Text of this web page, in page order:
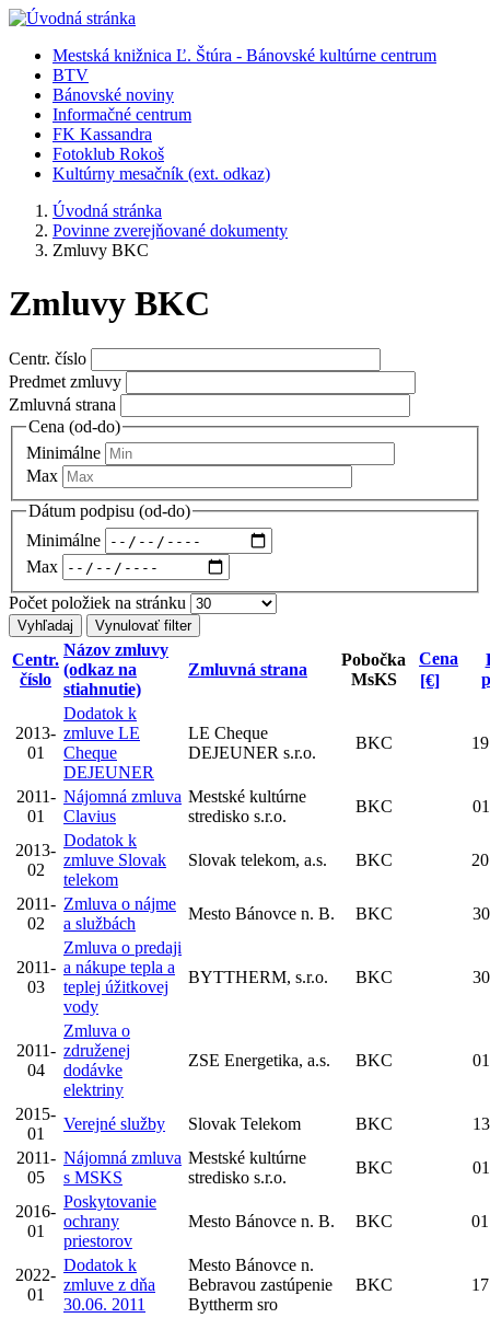
Skočiť
hlavný
obsah
Menu
vľavo
organizácie
Mestská knižnica Ľ. Štúra - Bánovské kultúrne centrum
BTV
Bánovské noviny
Informačné centrum
FK Kassandra
Fotoklub Rokoš
Kultúrny mesačník (ext. odkaz)
Breadcrumbs
You
are
Úvodná stránka
Povinne zverejňované dokumenty
Zmluvy BKC
Zmluvy BKC
Centr. číslo
Predmet zmluvy
Zmluvná strana
Cena (od-do)
Minimálne
Max
Dátum podpisu (od-do)
Minimálne
Max
Počet položiek na stránku
Centr.
číslo
Názov zmluvy
(odkaz na
stiahnutie)
Zmluvná strana
Pobočka
MsKS
Cena
[€]
2013-
01
Dodatok k
zmluve LE
Cheque
DEJEUNER
LE Cheque
DEJEUNER s.r.o.
BKC
2011-
01
Nájomná zmluva
Clavius
Mestské kultúrne
stredisko s.r.o.
BKC
2013-
02
Dodatok k
zmluve Slovak
telekom
Slovak telekom, a.s. BKC
2011-
02
Zmluva o nájme
a službách
Mesto Bánovce n. B. BKC
2011-
03
Zmluva o predaji
a nákupe tepla a
teplej úžitkovej
vody
BYTTHERM, s.r.o. BKC
2011-
04
Zmluva o
združenej
dodávke
elektriny
ZSE Energetika, a.s. BKC
2015-
01
Verejné služby Slovak Telekom BKC
2011-
05
Nájomná zmluva
s MSKS
Mestské kultúrne
stredisko s.r.o.
BKC
2016-
01
Poskytovanie
ochrany
priestorov
Mesto Bánovce n. B. BKC
2022-
01
Dodatok k
zmluve z dňa
30.06. 2011
Mesto Bánovce n.
Bebravou zastúpenie
Byttherm sro
BKC